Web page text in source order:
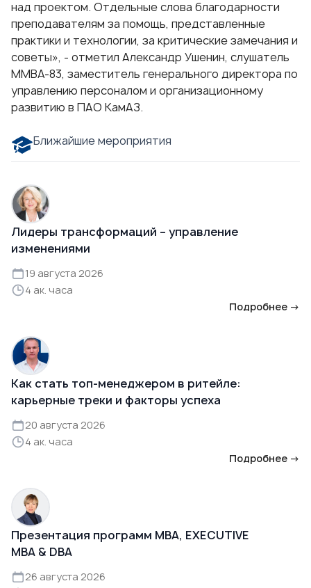
над проектом. Отдельные слова благодарности
преподавателям за помощь, представленные
практики и технологии, за критические замечания и
советы», - отметил Александр Ушенин, слушатель
ММВА-83, заместитель генерального директора по
управлению персоналом и организационному
развитию в ПАО КамАЗ.
Ближайшие мероприятия
Лидеры трансформаций – управление
изменениями
19 августа 2026
4 ак. часа
Подробнее →
Как стать топ-менеджером в ритейле:
карьерные треки и факторы успеха
20 августа 2026
4 ак. часа
Подробнее →
Презентация программ MBA, EXECUTIVE
MBA & DBA
26 августа 2026